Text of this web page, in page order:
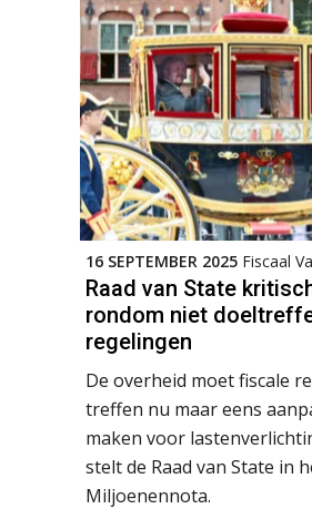
16 SEPTEMBER 2025 Fiscaal
Raad van State
rondom niet
regelingen
De overheid moet fiscale
treffen nu maar eens
maken voor
stelt de Raad van State in
Miljoenennota.